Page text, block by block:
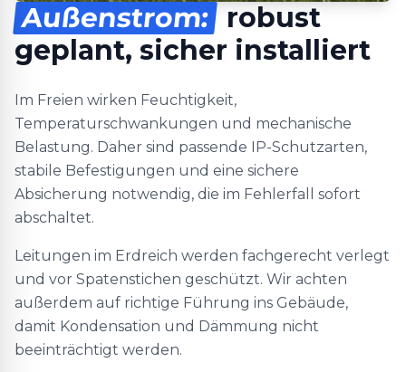
Außenstrom: robust
geplant, sicher installiert
Im Freien wirken Feuchtigkeit,
Temperaturschwankungen und mechanische
Belastung. Daher sind passende IP-Schutzarten,
stabile Befestigungen und eine sichere
Absicherung notwendig, die im Fehlerfall sofort
abschaltet.
Leitungen im Erdreich werden fachgerecht verlegt
und vor Spatenstichen geschützt. Wir achten
außerdem auf richtige Führung ins Gebäude,
damit Kondensation und Dämmung nicht
beeinträchtigt werden.